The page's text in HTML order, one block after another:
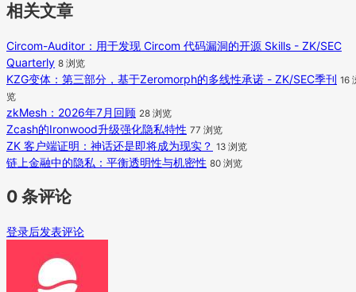
相关文章
Circom-Auditor：用于发现 Circom 代码漏洞的开源 Skills - ZK/SEC
Quarterly 8 浏览
KZG变体：第三部分，基于Zeromorph的多线性承诺 - ZK/SEC季刊 16
览
zkMesh：2026年7月回顾 28 浏览
Zcash的Ironwood升级强化隐私特性 77 浏览
ZK 客户端证明：神话还是即将成为现实？ 13 浏览
链上金融中的隐私：平衡透明性与机密性 80 浏览
0 条评论
登录后发表评论